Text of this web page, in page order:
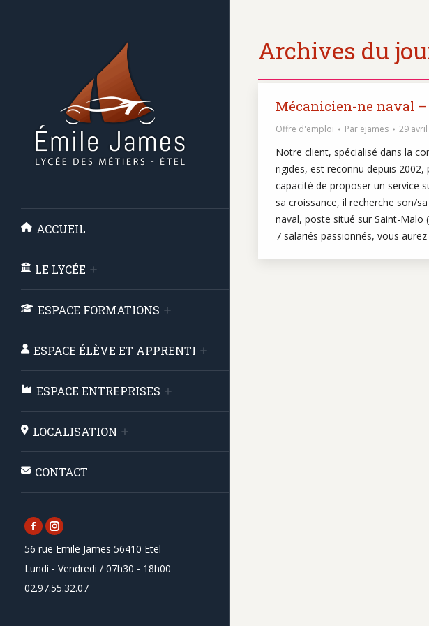
ACCUEIL
LE LYCÉE
ESPACE FORMATIONS
ESPACE ÉLÈVE ET APPRENTI
ESPACE ENTREPRISES
LOCALISATION
CONTACT
Facebook
page
opens
in
Instagram
page
opens
in
56 rue Emile James 56410 Etel
Lundi - Vendredi / 07h30 - 18h00
02.97.55.32.07
Archives du
Mécanicien-ne naval
Offre d'emploi Par ejames 29 avril
Notre client, spécialisé dans la
rigides, est reconnu depuis
capacité de proposer un service
sa croissance, il recherche son/
naval, poste situé sur Saint-Malo
7 salariés passionnés, vous